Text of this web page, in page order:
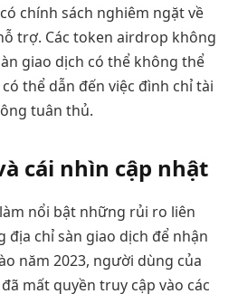
chính sách nghiêm ngặt về
trợ. Các token airdrop không
giao dịch có thể không thể
thể dẫn đến việc đình chỉ tài
tuân thủ.
cái nhìn cập nhật
nổi bật những rủi ro liên
địa chỉ sàn giao dịch để nhận
năm 2023, người dùng của
mất quyền truy cập vào các